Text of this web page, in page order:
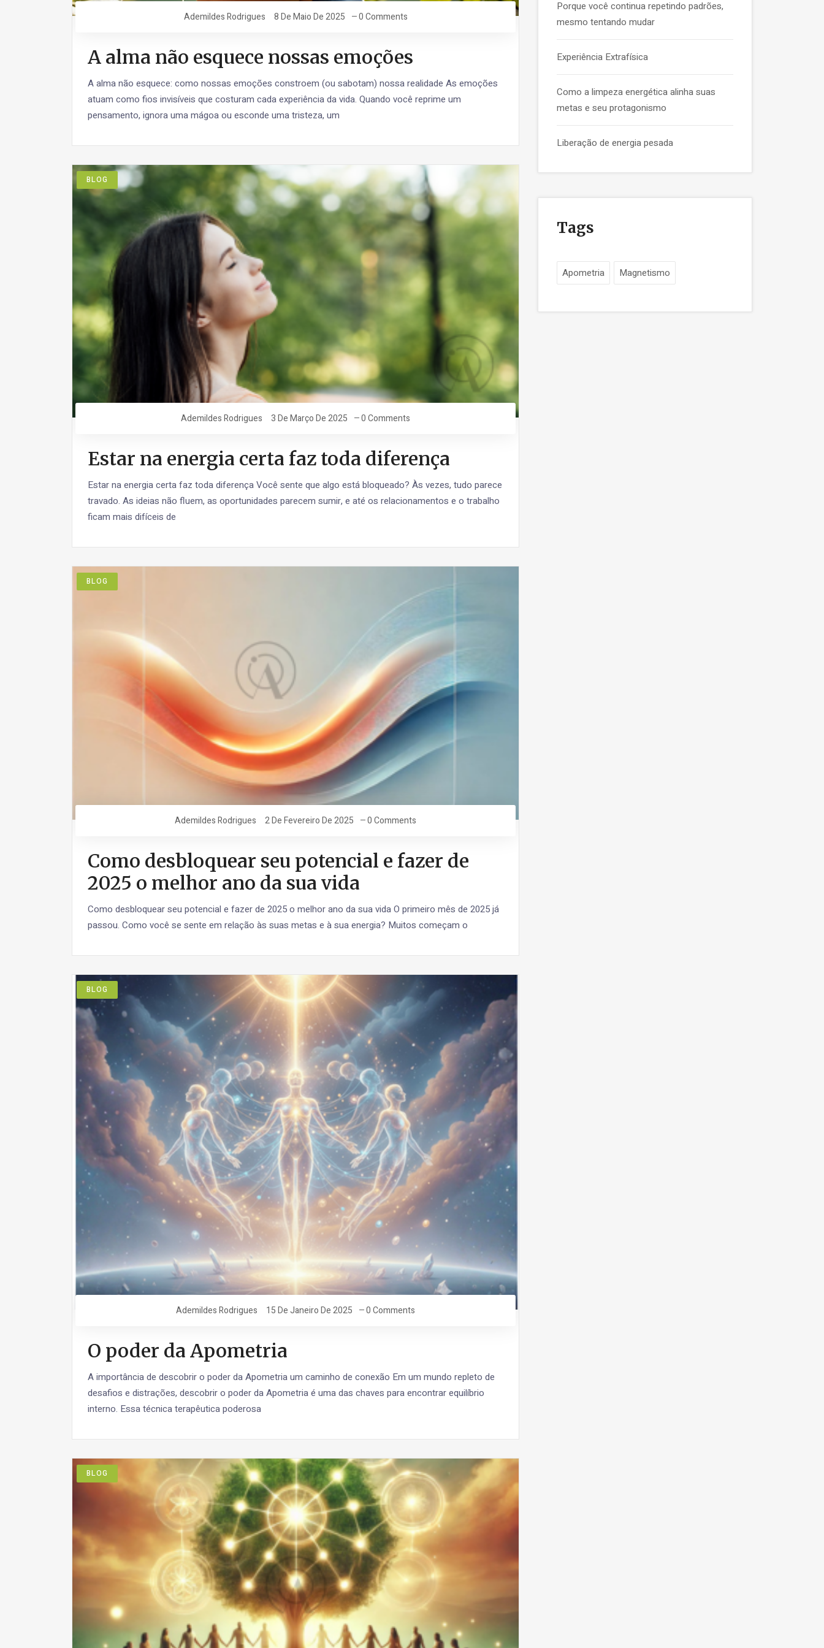
Ademildes Rodrigues 8 De Maio De 2025 0 Comments
A alma não esquece nossas emoções
A alma não esquece: como nossas emoções constroem (ou sabotam) nossa realidade As emoções
atuam como fios invisíveis que costuram cada experiência da vida. Quando você reprime um
pensamento, ignora uma mágoa ou esconde uma tristeza, um
BLOG
Ademildes Rodrigues 3 De Março De 2025 0 Comments
Estar na energia certa faz toda diferença
Estar na energia certa faz toda diferença Você sente que algo está bloqueado? Às vezes, tudo parece
travado. As ideias não fluem, as oportunidades parecem sumir, e até os relacionamentos e o trabalho
ficam mais difíceis de
BLOG
Ademildes Rodrigues 2 De Fevereiro De 2025 0 Comments
Como desbloquear seu potencial e fazer de
2025 o melhor ano da sua vida
Como desbloquear seu potencial e fazer de 2025 o melhor ano da sua vida O primeiro mês de 2025 já
passou. Como você se sente em relação às suas metas e à sua energia? Muitos começam o
BLOG
Ademildes Rodrigues 15 De Janeiro De 2025 0 Comments
O poder da Apometria
A importância de descobrir o poder da Apometria um caminho de conexão Em um mundo repleto de
desafios e distrações, descobrir o poder da Apometria é uma das chaves para encontrar equilíbrio
interno. Essa técnica terapêutica poderosa
BLOG
Porque você continua repetindo padrões,
mesmo tentando mudar
Experiência Extrafísica
Como a limpeza energética alinha suas
metas e seu protagonismo
Liberação de energia pesada
Tags
Apometria Magnetismo